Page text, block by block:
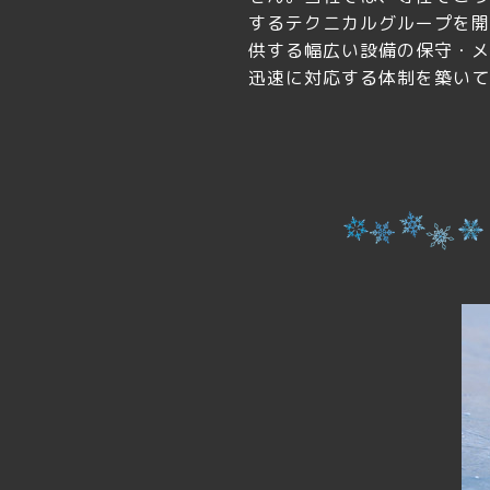
するテクニカルグループを
供する幅広い設備の保守・
迅速に対応する体制を築い